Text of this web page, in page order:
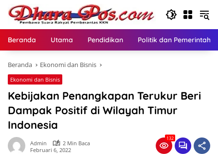
Langsung
konten
Beranda Utama Pendidikan Politik dan
Beranda Ekonomi dan Bisnis
Ekonomi dan Bisnis
Kebijakan Penangkapan Terukur Beri
Dampak Positif di Wilayah Timur
Indonesia
Admin
2 Min Baca
Februari 6, 2022
132